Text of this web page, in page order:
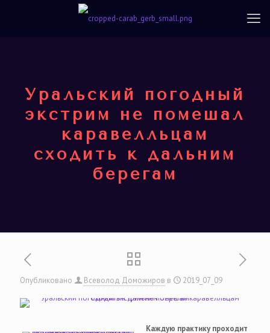
Уральский погодный
экстрим не помешал
каравелльцам
сходить к дальним
берегам
Опубликовано Всеволод Доможиров в 2019_07_09
Каждую практику проходит